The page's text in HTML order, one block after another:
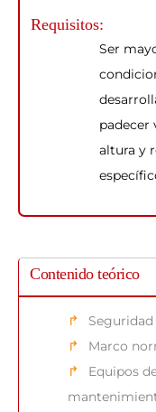
Requisitos:
Ser
padecer
altura y
Contenido teórico
Marco
Equipos